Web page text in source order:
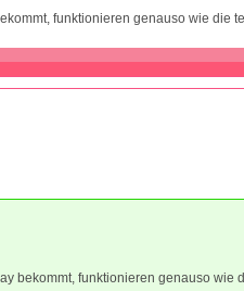
funktionieren genauso wie die
bekommt, funktionieren genauso wie